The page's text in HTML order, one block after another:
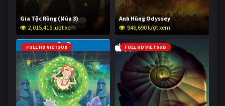
Gia Tộc Rồng (Mùa 3)
2,015,416 lượt xem
Anh Hùng Odyssey
946,690 lượt xem
FULL HD VIETSUB FULL HD VIETSUB